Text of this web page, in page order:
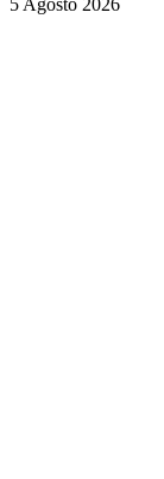
5 Agosto 2026